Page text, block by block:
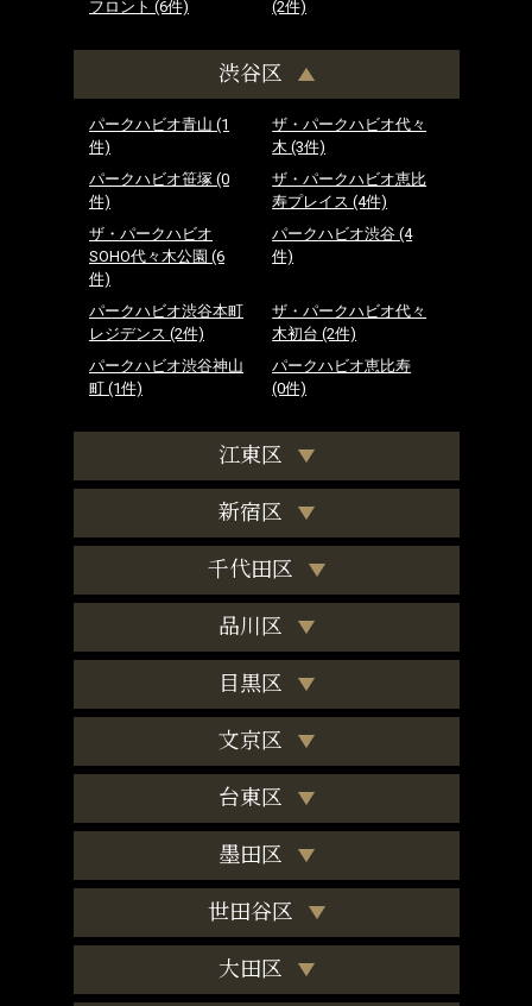
フロント (6件)
(2件)
渋谷区
パークハビオ青山 (1
件)
ザ・パークハビオ代々
木 (3件)
パークハビオ笹塚 (0
件)
ザ・パークハビオ恵比
寿プレイス (4件)
ザ・パークハビオ
SOHO代々木公園 (6
件)
パークハビオ渋谷 (4
件)
パークハビオ渋谷本町
レジデンス (2件)
ザ・パークハビオ代々
木初台 (2件)
パークハビオ渋谷神山
町 (1件)
パークハビオ恵比寿
(0件)
江東区
新宿区
千代田区
品川区
目黒区
文京区
台東区
墨田区
世田谷区
大田区